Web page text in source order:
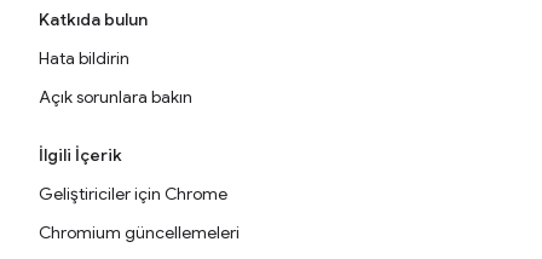
Katkıda bulun
Hata bildirin
Açık sorunlara bakın
İlgili İçerik
Geliştiriciler için Chrome
Chromium güncellemeleri